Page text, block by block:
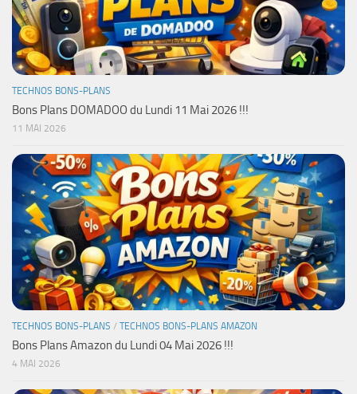
TECHNOS BONS-PLANS
Bons Plans DOMADOO du Lundi 11 Mai 2026 !!!
11 MAI 2026
TECHNOS BONS-PLANS / TECHNOS BONS-PLANS AMAZON
Bons Plans Amazon du Lundi 04 Mai 2026 !!!
4 MAI 2026